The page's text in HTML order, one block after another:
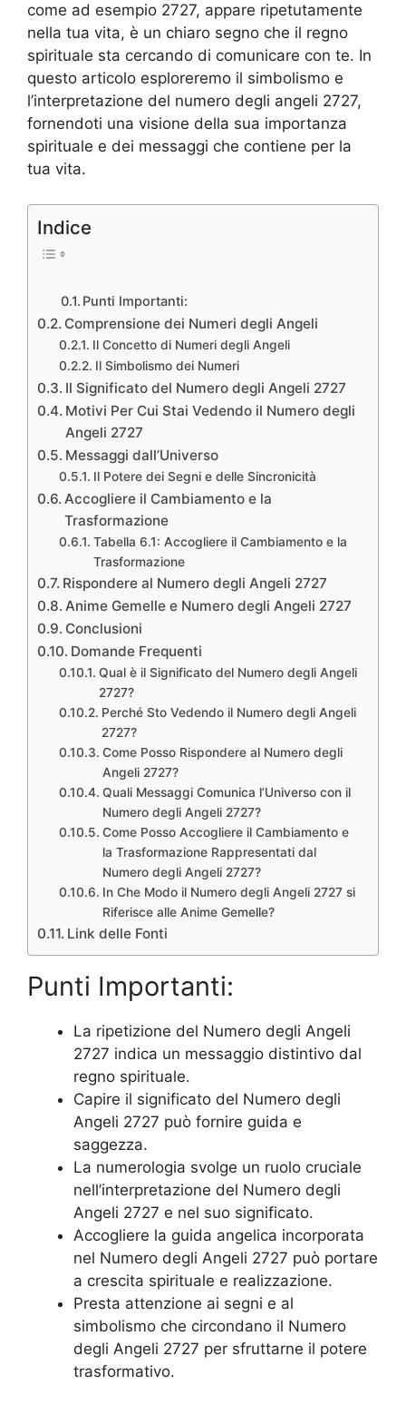
come ad esempio 2727, appare ripetutamente
nella tua vita, è un chiaro segno che il regno
spirituale sta cercando di comunicare con te. In
questo articolo esploreremo il simbolismo e
l’interpretazione del numero degli angeli 2727,
fornendoti una visione della sua importanza
spirituale e dei messaggi che contiene per la
tua vita.
Indice
Punti Importanti:
Comprensione dei Numeri degli Angeli
Il Concetto di Numeri degli Angeli
Il Simbolismo dei Numeri
Il Significato del Numero degli Angeli 2727
Motivi Per Cui Stai Vedendo il Numero degli
Angeli 2727
Messaggi dall’Universo
Il Potere dei Segni e delle Sincronicità
Accogliere il Cambiamento e la
Trasformazione
Tabella 6.1: Accogliere il Cambiamento e la
Trasformazione
Rispondere al Numero degli Angeli 2727
Anime Gemelle e Numero degli Angeli 2727
Conclusioni
Domande Frequenti
Qual è il Significato del Numero degli Angeli
2727?
Perché Sto Vedendo il Numero degli Angeli
2727?
Come Posso Rispondere al Numero degli
Angeli 2727?
Quali Messaggi Comunica l’Universo con il
Numero degli Angeli 2727?
Come Posso Accogliere il Cambiamento e
la Trasformazione Rappresentati dal
Numero degli Angeli 2727?
In Che Modo il Numero degli Angeli 2727 si
Riferisce alle Anime Gemelle?
Link delle Fonti
Punti Importanti:
La ripetizione del Numero degli Angeli
2727 indica un messaggio distintivo dal
regno spirituale.
Capire il significato del Numero degli
Angeli 2727 può fornire guida e
saggezza.
La numerologia svolge un ruolo cruciale
nell’interpretazione del Numero degli
Angeli 2727 e nel suo significato.
Accogliere la guida angelica incorporata
nel Numero degli Angeli 2727 può portare
a crescita spirituale e realizzazione.
Presta attenzione ai segni e al
simbolismo che circondano il Numero
degli Angeli 2727 per sfruttarne il potere
trasformativo.